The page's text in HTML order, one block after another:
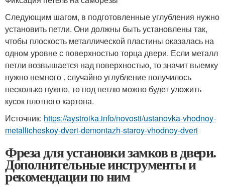
Следующим шагом, в подготовленные углубления нужно
установить петли. Они должны быть установлены так,
чтобы плоскость металлической пластины оказалась на
одном уровне с поверхностью торца двери. Если металл
петли возвышается над поверхностью, то значит выемку
нужно немного . случайно углубление получилось
несколько нужно, то под петлю можно будет уложить
кусок плотного картона.
Источник: https://aystroika.info/novosti/ustanovka-vhodnoy-
metallicheskoy-dveri-demontazh-staroy-vhodnoy-dveri
Фреза для установки замков в двери.
Дополнительные инструменты и
рекомендации по ним